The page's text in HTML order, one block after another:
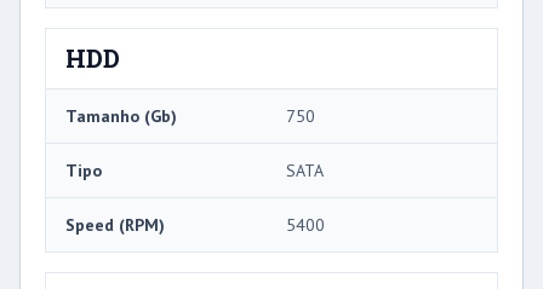
HDD
Tamanho (Gb) 750
Tipo SATA
Speed ​​(RPM) 5400